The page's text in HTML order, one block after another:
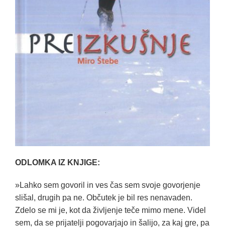
ODLOMKA IZ KNJIGE:
»Lahko sem govoril in ves čas sem svoje govorjenje
slišal, drugih pa ne. Občutek je bil res nenavaden.
Zdelo se mi je, kot da življenje teče mimo mene. Videl
sem, da se prijatelji pogovarjajo in šalijo, za kaj gre, pa